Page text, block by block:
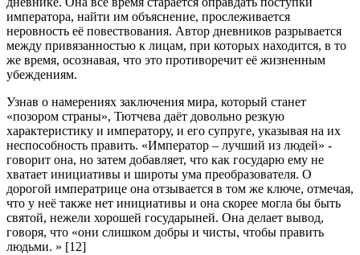
императора, найти им объяснение, прослеживается
неровность её повествования. Автор дневников разрывается
между привязанностью к лицам, при которых находится, в то
же время, осознавая, что это противоречит её жизненным
убеждениям.
Узнав о намерениях заключения мира, который станет
«позором страны», Тютчева даёт довольно резкую
характеристику и императору, и его супруге, указывая на их
неспособность править. «Император – лучший из людей» -
говорит она, но затем добавляет, что как государю ему не
хватает инициативы и широты ума преобразователя. О
дорогой императрице она отзывается в том же ключе, отмечая,
что у неё также нет инициативы и она скорее могла бы быть
святой, нежели хорошей государыней. Она делает вывод,
говоря, что «они слишком добры и чисты, чтобы править
людьми. » [12]